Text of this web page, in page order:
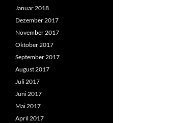
Januar 2018
Dezember 2017
November 2017
Oktober 2017
September 2017
August 2017
Juli 2017
Juni 2017
Mai 2017
April 2017